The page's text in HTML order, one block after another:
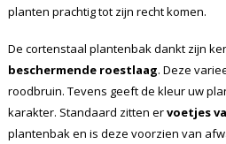
planten prachtig tot zijn recht komen.
De cortenstaal plantenbak dankt zijn
beschermende roestlaag. Deze
roodbruin. Tevens geeft de kleur uw
karakter. Standaard zitten ervoetjes
plantenbak en is deze voorzien van